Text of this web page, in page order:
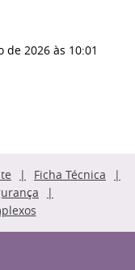
de 2026 às 10:01
Ficha Técnica